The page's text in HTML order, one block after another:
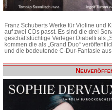
Franz Schuberts Werke für Violine und
auf zwei CDs passt. Es sind die drei
geschäftstüchtige Verleger Diabelli als
kommen die als „Grand Duo“
und die bedeutende C-Dur-Fantasie aus